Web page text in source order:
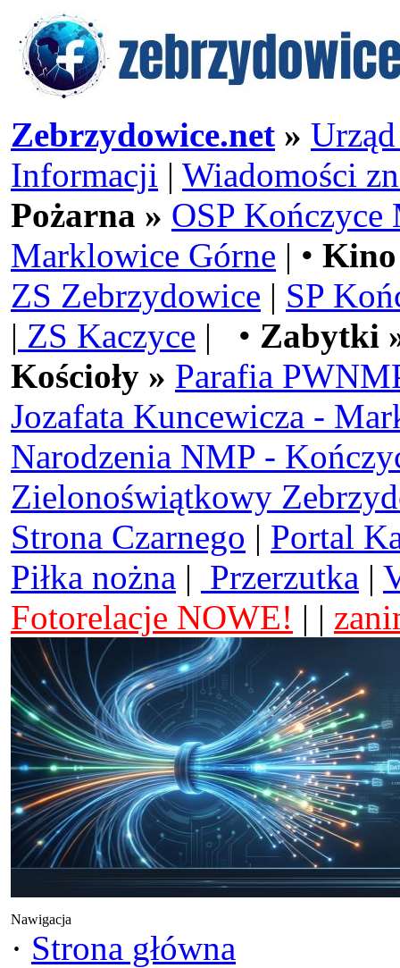
Zebrzydowice.net »
Informacji | Wiadomości
Pożarna » OSP Kończyce
Marklowice Górne | •
ZS Zebrzydowice | SP
| ZS Kaczyce | • Zabytki
Kościoły » Parafia
Jozafata Kuncewicza -
Narodzenia NMP -
Zielonoświątkowy
Strona Czarnego | Portal
Piłka nożna | Przerzutka |
Fotorelacje NOWE! | |
Nawigacja
· Strona główna